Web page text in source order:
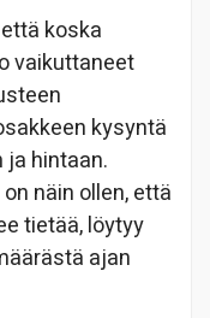
koska
vaikuttaneet
kysyntä
hintaan.
näin ollen, että
tietää, löytyy
ajan